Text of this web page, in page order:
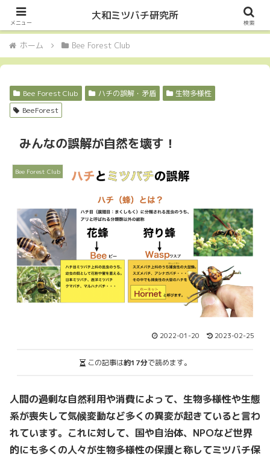
Let it Bee・・・
ホーム Bee Forest Club
Bee Forest Club ハチの誤解・矛盾
生物多様性
BeeForest
みんなの誤解が自然を壊す！
Bee Forest Club
2022-01-20 2023-02-25
この記事は約17分で読めます。
人間の過剰な自然利用や消費によって、生物多様性や生態
系が喪失して気候変動など多くの異変が起きていると言わ
れています。これに対して、国や自治体、NPOなど世界
的にも多くの人々が生物多様性の保護と称してミツバチ保
メニュー
大和ミツバチ研究所
検索